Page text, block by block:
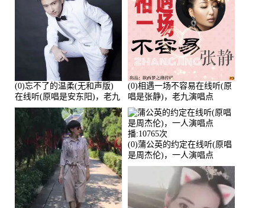
(0)忘不了的温柔(无和声版)
在线听(原唱是安东阳)，老九
演唱点播:17392次
(0)相遇一场不容易在线听(原
唱是张静)，老九演唱点
播:11453次
(0)蒲公英的约定在线听(原唱
是周杰伦)，一人演唱点
播:10765次